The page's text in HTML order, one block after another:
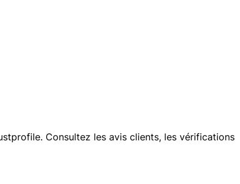
Consultez les avis clients, les vérifications